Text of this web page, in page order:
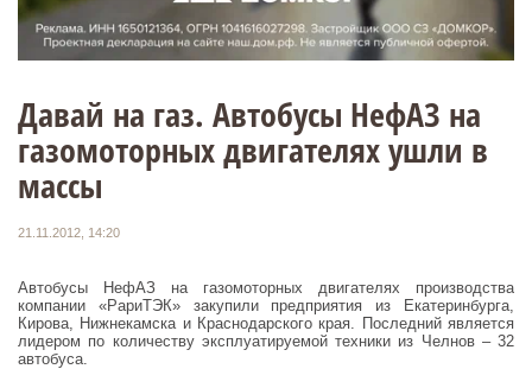
Давай на газ. Автобусы НефАЗ на
газомоторных двигателях ушли в
массы
21.11.2012, 14:20
Автобусы НефАЗ на газомоторных двигателях производства
компании «РариТЭК» закупили предприятия из Екатеринбурга,
Кирова, Нижнекамска и Краснодарского края. Последний является
лидером по количеству эксплуатируемой техники из Челнов – 32
автобуса.